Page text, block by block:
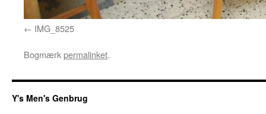
IMG_8525
Bogmærkpermalinket.
Y's Men's Genbrug